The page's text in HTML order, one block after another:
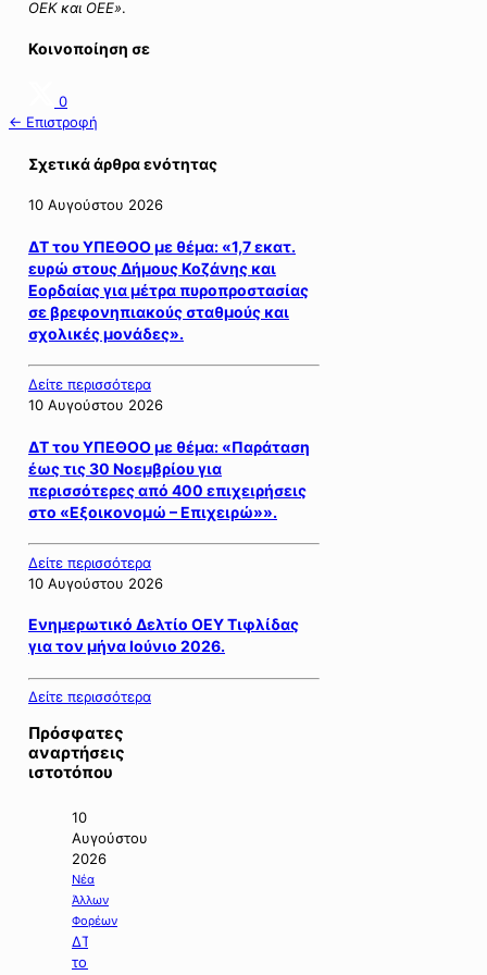
ΟΕΚ και ΟΕΕ».
Κοινοποίηση σε
0
← Επιστροφή
Σχετικά άρθρα ενότητας
10 Αυγούστου 2026
ΔΤ του ΥΠΕΘΟΟ με θέμα: «1,7 εκατ.
ευρώ στους Δήμους Κοζάνης και
Εορδαίας για μέτρα πυροπροστασίας
σε βρεφονηπιακούς σταθμούς και
σχολικές μονάδες».
Δείτε περισσότερα
10 Αυγούστου 2026
ΔΤ του ΥΠΕΘΟΟ με θέμα: «Παράταση
έως τις 30 Νοεμβρίου για
περισσότερες από 400 επιχειρήσεις
στο «Εξοικονομώ – Επιχειρώ»».
Δείτε περισσότερα
10 Αυγούστου 2026
Ενημερωτικό Δελτίο ΟΕΥ Τιφλίδας
για τον μήνα Ιούνιο 2026.
Δείτε περισσότερα
Πρόσφατες
αναρτήσεις
ιστοτόπου
10
Αυγούστου
2026
Νέα
Άλλων
Φορέων
ΔΤ
του